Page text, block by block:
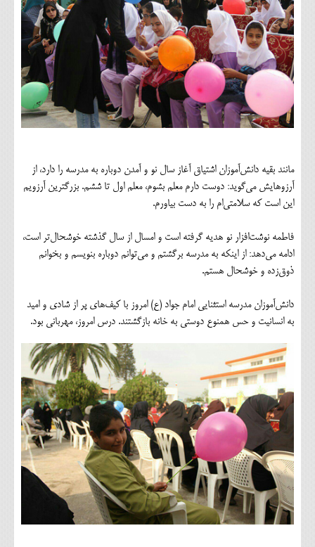
مانند بقیه دانش‌آموزان اشتیاق آغاز سال نو و آمدن دوباره به مدرسه را دارد، از
آرزوهایش می‌گوید: دوست دارم معلم بشوم، معلم اول تا ششم. بزرگترین آرزویم
این است که سلامتی‌ام را به دست بیاورم.
فاطمه نوشت‌افزار نو هدیه گرفته است و امسال از سال گذشته خوشحال‌تر است،
ادامه می‌دهد: از اینکه به مدرسه برگشتم و می‌توانم دوباره بنویسم و بخوانم
ذوق‌زده و خوشحال هستم.
دانش‌آموزان مدرسه استثنایی امام جواد (ع) امروز با کیف‌های پر از شادی و امید
به انسانیت و حس همنوع‌ دوستی به خانه بازگشتند. درس امروز، مهربانی بود.